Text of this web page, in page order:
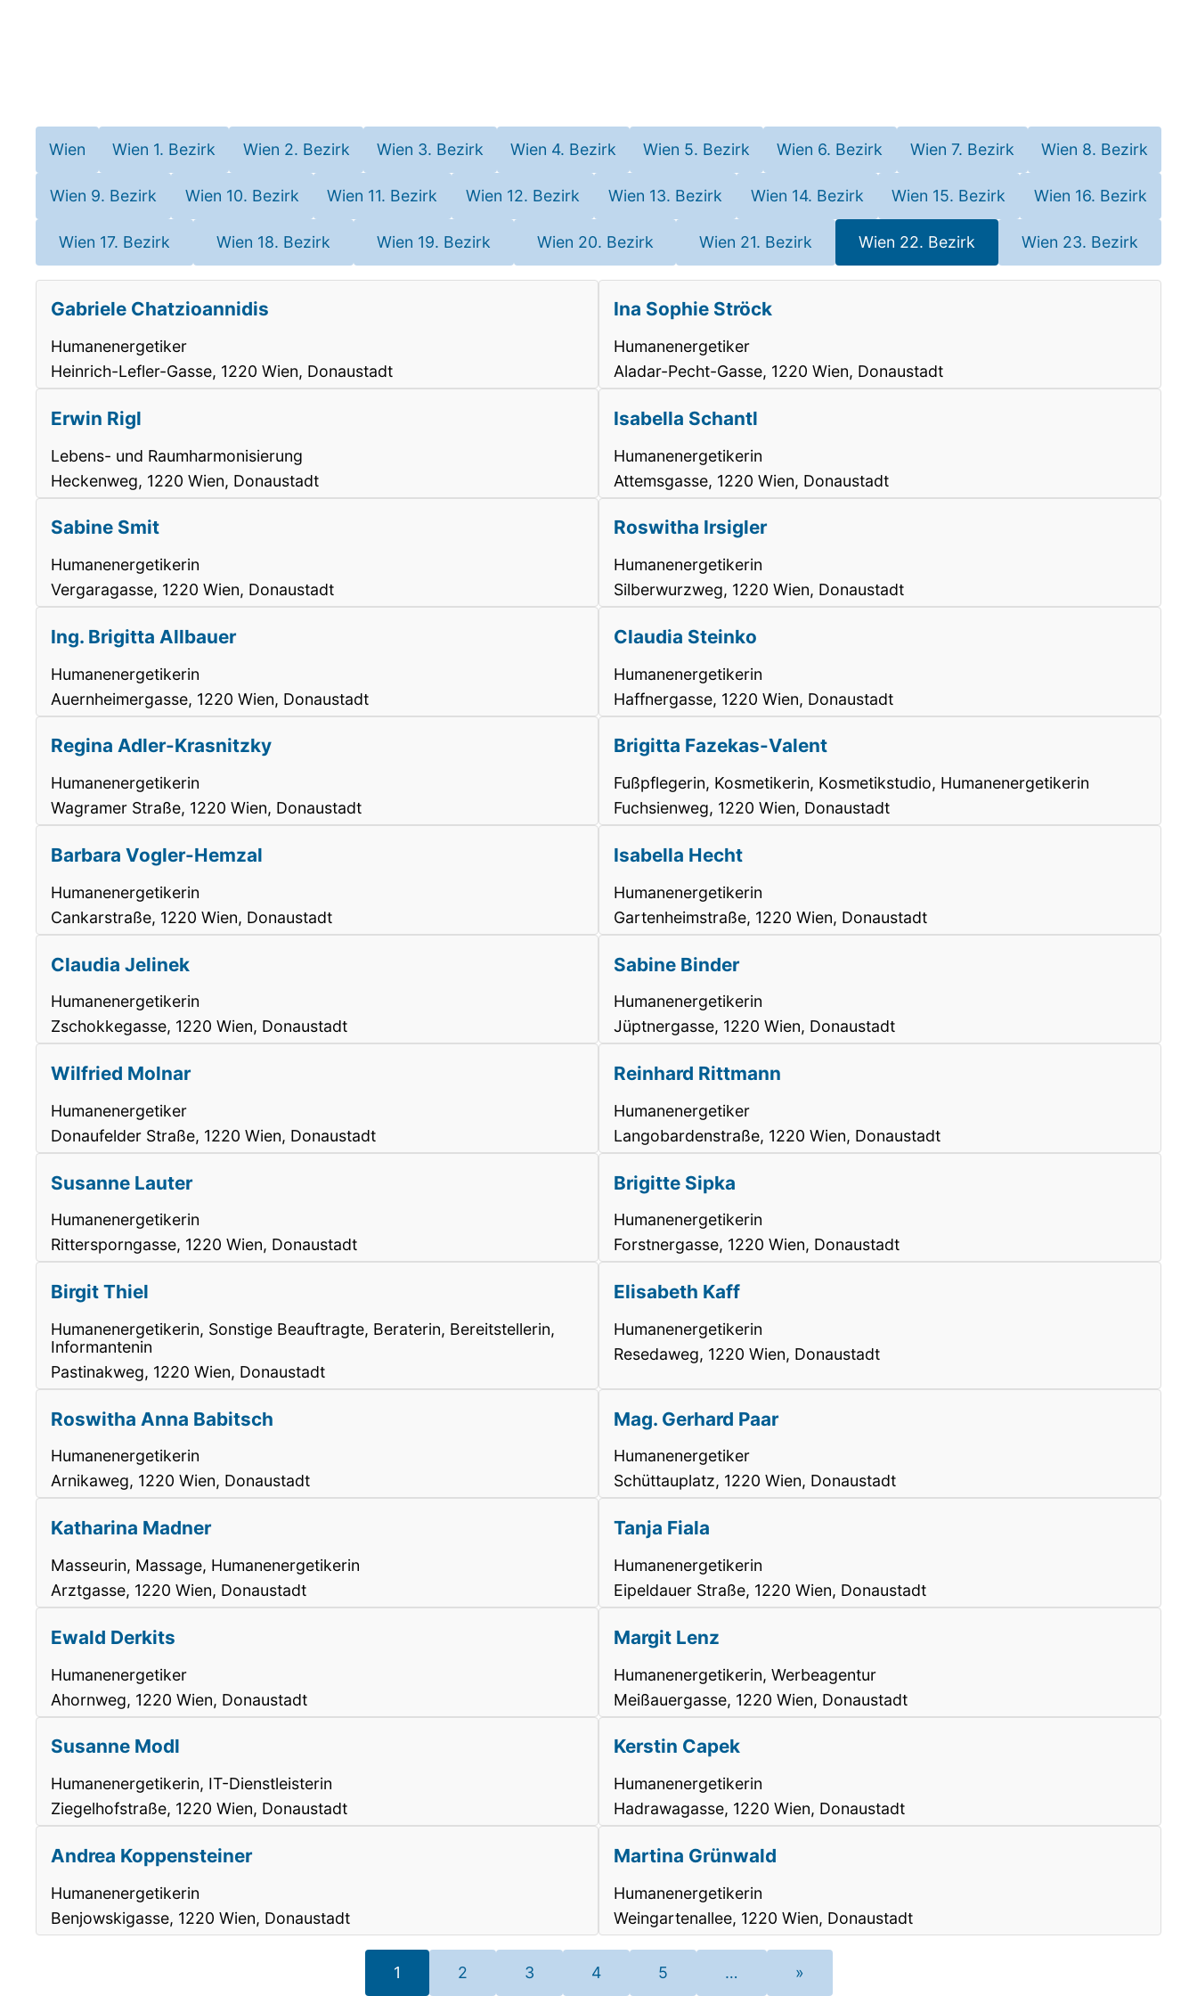
Wien Wien 1. Bezirk Wien 2. Bezirk Wien 3. Bezirk Wien 4. Bezirk Wien 5. Bezirk Wien 6. Bezirk Wien 7. Bezirk Wien 8. Bezirk
Wien 9. Bezirk Wien 10. Bezirk Wien 11. Bezirk Wien 12. Bezirk Wien 13. Bezirk Wien 14. Bezirk Wien 15. Bezirk Wien 16. Bezirk
Wien 17. Bezirk Wien 18. Bezirk Wien 19. Bezirk Wien 20. Bezirk Wien 21. Bezirk Wien 22. Bezirk Wien 23. Bezirk
Gabriele Chatzioannidis
Humanenergetiker
Heinrich-Lefler-Gasse, 1220 Wien, Donaustadt
Ina Sophie Ströck
Humanenergetiker
Aladar-Pecht-Gasse, 1220 Wien, Donaustadt
Erwin Rigl
Lebens- und Raumharmonisierung
Heckenweg, 1220 Wien, Donaustadt
Isabella Schantl
Humanenergetikerin
Attemsgasse, 1220 Wien, Donaustadt
Sabine Smit
Humanenergetikerin
Vergaragasse, 1220 Wien, Donaustadt
Roswitha Irsigler
Humanenergetikerin
Silberwurzweg, 1220 Wien, Donaustadt
Ing. Brigitta Allbauer
Humanenergetikerin
Auernheimergasse, 1220 Wien, Donaustadt
Claudia Steinko
Humanenergetikerin
Haffnergasse, 1220 Wien, Donaustadt
Regina Adler-Krasnitzky
Humanenergetikerin
Wagramer Straße, 1220 Wien, Donaustadt
Brigitta Fazekas-Valent
Fußpflegerin, Kosmetikerin, Kosmetikstudio, Humanenergetikerin
Fuchsienweg, 1220 Wien, Donaustadt
Barbara Vogler-Hemzal
Humanenergetikerin
Cankarstraße, 1220 Wien, Donaustadt
Isabella Hecht
Humanenergetikerin
Gartenheimstraße, 1220 Wien, Donaustadt
Claudia Jelinek
Humanenergetikerin
Zschokkegasse, 1220 Wien, Donaustadt
Sabine Binder
Humanenergetikerin
Jüptnergasse, 1220 Wien, Donaustadt
Wilfried Molnar
Humanenergetiker
Donaufelder Straße, 1220 Wien, Donaustadt
Reinhard Rittmann
Humanenergetiker
Langobardenstraße, 1220 Wien, Donaustadt
Susanne Lauter
Humanenergetikerin
Rittersporngasse, 1220 Wien, Donaustadt
Brigitte Sipka
Humanenergetikerin
Forstnergasse, 1220 Wien, Donaustadt
Birgit Thiel
Humanenergetikerin, Sonstige Beauftragte, Beraterin, Bereitstellerin,
Informantenin
Pastinakweg, 1220 Wien, Donaustadt
Elisabeth Kaff
Humanenergetikerin
Resedaweg, 1220 Wien, Donaustadt
Roswitha Anna Babitsch
Humanenergetikerin
Arnikaweg, 1220 Wien, Donaustadt
Mag. Gerhard Paar
Humanenergetiker
Schüttauplatz, 1220 Wien, Donaustadt
Katharina Madner
Masseurin, Massage, Humanenergetikerin
Arztgasse, 1220 Wien, Donaustadt
Tanja Fiala
Humanenergetikerin
Eipeldauer Straße, 1220 Wien, Donaustadt
Ewald Derkits
Humanenergetiker
Ahornweg, 1220 Wien, Donaustadt
Margit Lenz
Humanenergetikerin, Werbeagentur
Meißauergasse, 1220 Wien, Donaustadt
Susanne Modl
Humanenergetikerin, IT-Dienstleisterin
Ziegelhofstraße, 1220 Wien, Donaustadt
Kerstin Capek
Humanenergetikerin
Hadrawagasse, 1220 Wien, Donaustadt
Andrea Koppensteiner
Humanenergetikerin
Benjowskigasse, 1220 Wien, Donaustadt
Martina Grünwald
Humanenergetikerin
Weingartenallee, 1220 Wien, Donaustadt
1 2 3 4 5 … »